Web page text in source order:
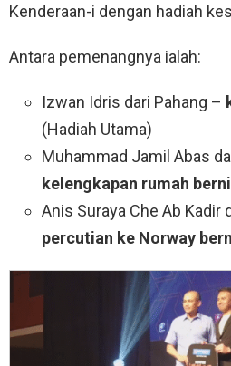
Kenderaan-i dengan hadiah
Antara pemenangnya ialah:
Izwan Idris dari Pahang –
(Hadiah Utama)
Muhammad Jamil Abas
kelengkapan rumah
Anis Suraya Che Ab Kadir
percutian ke Norway